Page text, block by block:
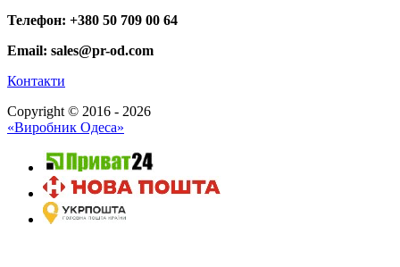
Телефон: +380 50 709 00 64
Email: sales@pr-od.com
Контакти
Copyright © 2016 - 2026
«Виробник Одеса»